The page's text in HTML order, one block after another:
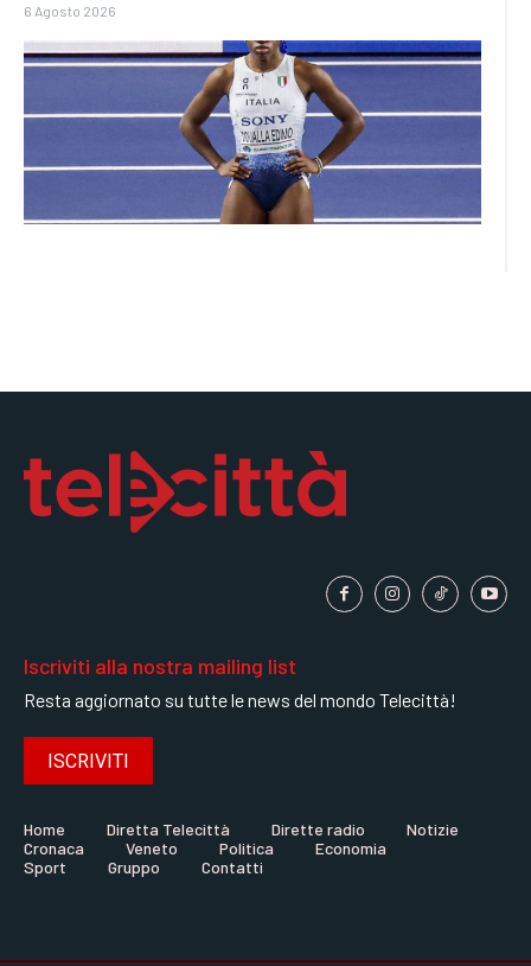
6 Agosto 2026
Iscriviti alla nostra mailing list
Resta aggiornato su tutte le news del mondo Telecittà!
ISCRIVITI
Home Diretta Telecittà Dirette radio
Notizie
Cronaca
Veneto Politica
Economia
Sport
Gruppo Contatti